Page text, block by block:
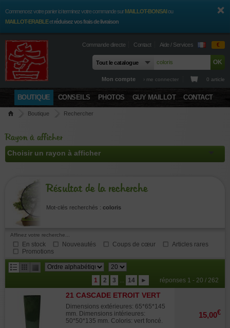
Commencez votre panier ici terminez votre commande surMAILLOT-BONSAIou
MAILLOT-ERABLEetréduisez vos frais de livraison
Commande directe Contact Aide / Services €
Mon compte › me connecter 0 article
BOUTIQUE CONSEILS PHOTOS GUY MAILLOT CONTACT
Boutique Rechercher
Rayon à afficher
Résultat de la recherche
Mot-clés recherchés : coloris
Affinez votre recherche...
En stock Nouveautés Coups de cœur
Articles rares
Promotions
résultats
par
page
1 2 3 ... 14 ► réponses 1 - 20 / 262
21 CASCADE ETROIT VERT
Dimensions extérieures: 65*65*145
mm. Dimensions intérieures:
50*50*135 mm. Coloris: vert foncé.
15,00€